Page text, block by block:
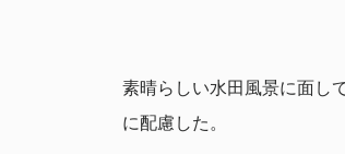
素晴らしい水田風景に面し
に配慮した。